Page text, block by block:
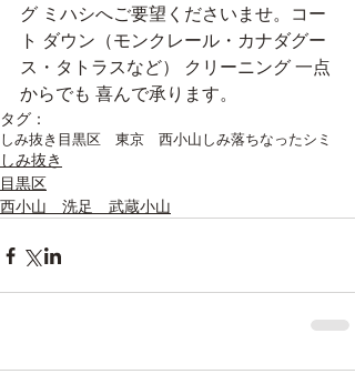
グ ミハシへご要望くださいませ。コー
ト ダウン（モンクレール・カナダグー
ス・タトラスなど） クリーニング 一点
からでも 喜んで承ります。
タグ：
しみ抜き 目黒区 東京 西小山しみ落ちなったシミ
しみ抜き
目黒区
西小山 洗足 武蔵小山